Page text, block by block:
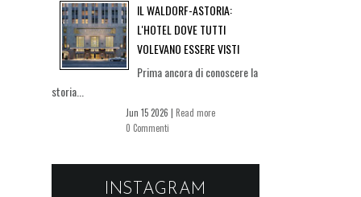
IL WALDORF-ASTORIA:
L'HOTEL DOVE TUTTI
VOLEVANO ESSERE VISTI
Prima ancora di conoscere la
storia...
Jun 15 2026 | Read more
0 Commenti
INSTAGRAM